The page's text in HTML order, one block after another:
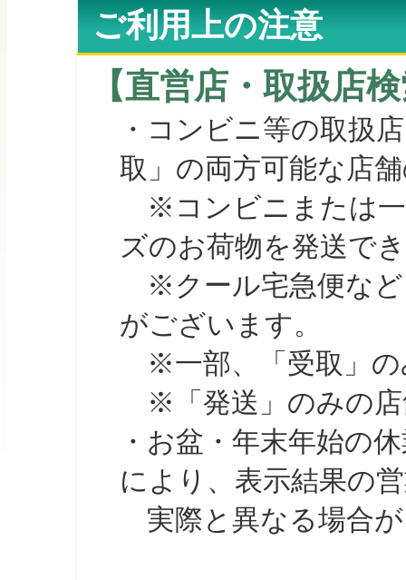
ご利用上の注意
【直営店・取扱店
・コンビニ等の取扱
取」の両方可能な店
※コンビニまたは一
ズのお荷物を発送で
※クール宅急便など
がございます。
※一部、「受取」の
※「発送」のみの店
・お盆・年末年始の
により、表示結果の
実際と異なる場合が